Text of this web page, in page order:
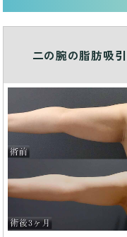
二の腕の脂肪吸引